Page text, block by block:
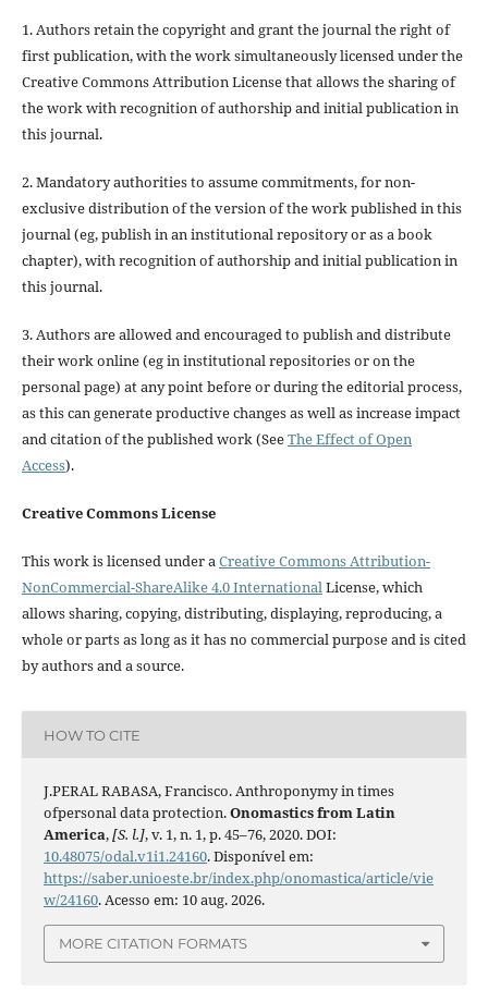
1. Authors retain the copyright and grant the journal the right of
first publication, with the work simultaneously licensed under the
Creative Commons Attribution License that allows the sharing of
the work with recognition of authorship and initial publication in
this journal.
2. Mandatory authorities to assume commitments, for non-
exclusive distribution of the version of the work published in this
journal (eg, publish in an institutional repository or as a book
chapter), with recognition of authorship and initial publication in
this journal.
3. Authors are allowed and encouraged to publish and distribute
their work online (eg in institutional repositories or on the
personal page) at any point before or during the editorial process,
as this can generate productive changes as well as increase impact
and citation of the published work (SeeThe Effect of Open
Access).
Creative Commons License
This work is licensed under aCreative Commons Attribution-
NonCommercial-ShareAlike 4.0 InternationalLicense, which
allows sharing, copying, distributing, displaying, reproducing, a
whole or parts as long as it has no commercial purpose and is cited
by authors and a source.
HOW TO CITE
J.PERAL RABASA, Francisco. Anthroponymy in times
ofpersonal data protection.Onomastics from Latin
America,[S. l.], v. 1, n. 1, p. 45–76, 2020. DOI:
10.48075/odal.v1i1.24160. Disponível em:
https://saber.unioeste.br/index.php/onomastica/article/vie
w/24160. Acesso em: 10 aug. 2026.
MORE CITATION FORMATS